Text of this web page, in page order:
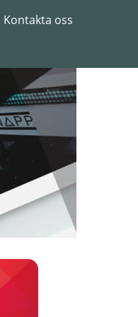
Kontakta oss